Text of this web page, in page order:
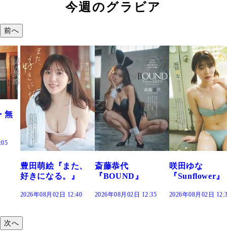
今週のグラビア
前へ
斎藤恭代
『BOUND』
2026年08月02日 12:35
咲田ゆな
『Sunflower』
2026年08月02日 12:30
藤水咲桜『花
だまり』
2026年08月02日
次へ